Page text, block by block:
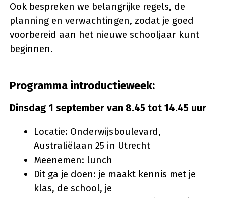
Ook bespreken we belangrijke regels, de
planning en verwachtingen, zodat je goed
voorbereid aan het nieuwe schooljaar kunt
beginnen.
Programma introductieweek:
Dinsdag 1 september van 8.45 tot 14.45 uur
Locatie: Onderwijsboulevard,
Australiëlaan 25 in Utrecht
Meenemen: lunch
Dit ga je doen: je maakt kennis met je
klas, de school, je